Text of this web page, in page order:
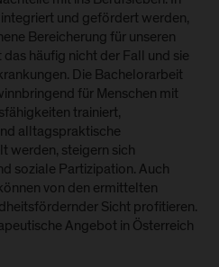
und gefördert werden,
Bereicherung für unseren
häufig nicht der Fall und sie
Die Bachelorarbeit
für Menschen mit
trainiert,
alltagspraktische
werden, steigern sich
soziale Partizipation. Auch
von den ermittelten
Sicht profitieren.
Angebot in Österreich